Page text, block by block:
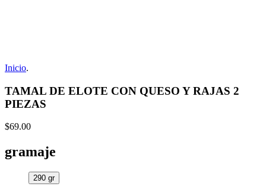
Inicio.
TAMAL DE ELOTE CON QUESO Y RAJAS 2
PIEZAS
$69.00
gramaje
290 gr